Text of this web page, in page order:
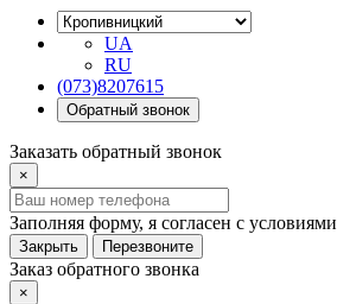
UA
RU
(073)8207615
Обратный звонок
Заказать обратный звонок
×
Заполняя форму, я согласен с условиями
Закрыть Перезвоните
Заказ обратного звонка
×